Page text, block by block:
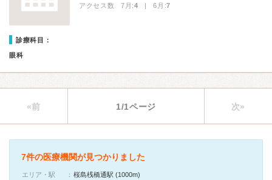
アクセス数 7月:4 | 6月:7
診療科目：
眼科
«前 1/1ページ 次»
7件の医療機関が見つかりました
エリア・駅
桜島桟橋通駅 (1000m)